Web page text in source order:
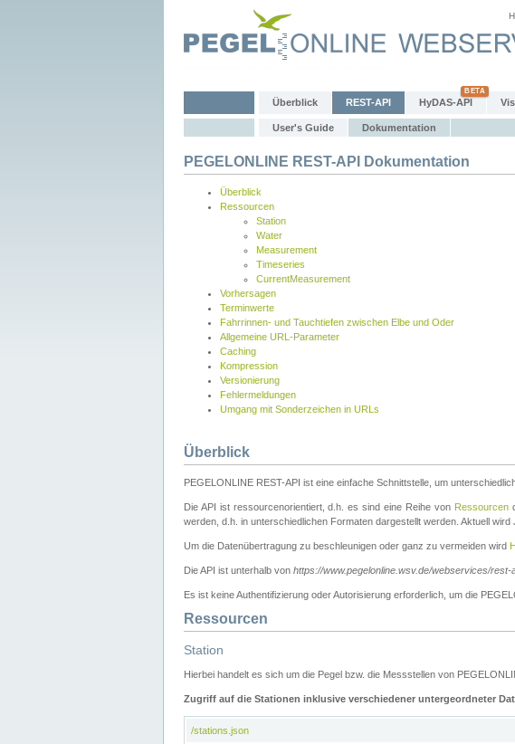
Überblick REST-API HyDAS-API
User's Guide Dokumentation
PEGELONLINE REST-API Dokumentation
Überblick
Ressourcen
Station
Water
Measurement
Timeseries
CurrentMeasurement
Vorhersagen
Terminwerte
Fahrrinnen- und Tauchtiefen zwischen Elbe und Oder
Allgemeine URL-Parameter
Caching
Kompression
Versionierung
Fehlermeldungen
Umgang mit Sonderzeichen in URLs
Überblick
PEGELONLINE REST-API ist eine einfache Schnittstelle, um
Die API ist ressourcenorientiert, d.h. es sind eine Reihe von Ressourcen
werden, d.h. in unterschiedlichen Formaten dargestellt werden. Aktuell
Um die Datenübertragung zu beschleunigen oder ganz zu vermeiden wird
Die API ist unterhalb von https://www.pegelonline.wsv.de/webservices/rest-
Es ist keine Authentifizierung oder Autorisierung erforderlich, um die
Ressourcen
Station
Hierbei handelt es sich um die Pegel bzw. die Messstellen von
Zugriff auf die Stationen inklusive verschiedener untergeordneter
/stations.json